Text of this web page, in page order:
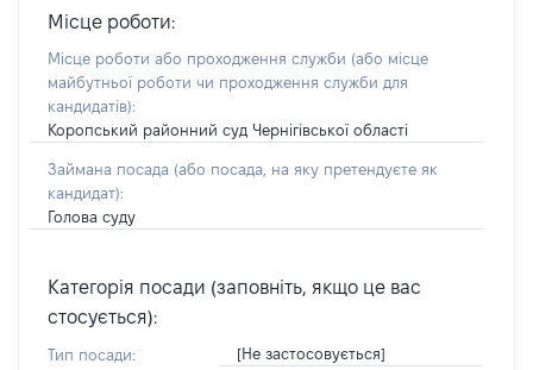
Місце роботи:
Місце роботи або проходження служби (або місце
майбутньої роботи чи проходження служби для
кандидатів):
Коропський районний суд Чернігівської області
Займана посада (або посада, на яку претендуєте як
кандидат):
Голова суду
Категорія посади (заповніть, якщо це вас
стосується):
Тип посади: [Не застосовується]